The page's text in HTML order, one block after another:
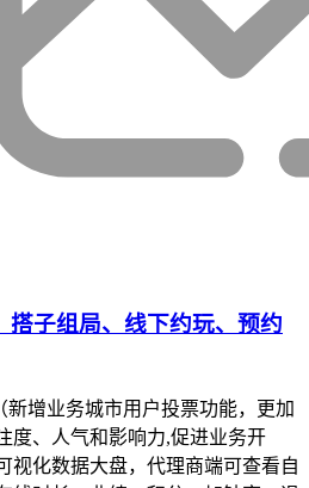
搭子组局、线下约玩、预约
增业务城市用户投票功能，更加
度、人气和影响力,促进业务开
视化数据大盘，代理商端可查看自